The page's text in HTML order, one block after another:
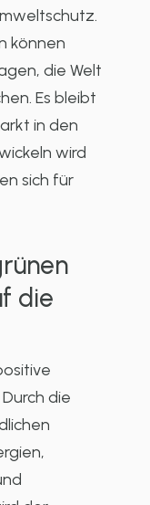
können
die Welt
Es bleibt
in den
wird
sich für
die
die